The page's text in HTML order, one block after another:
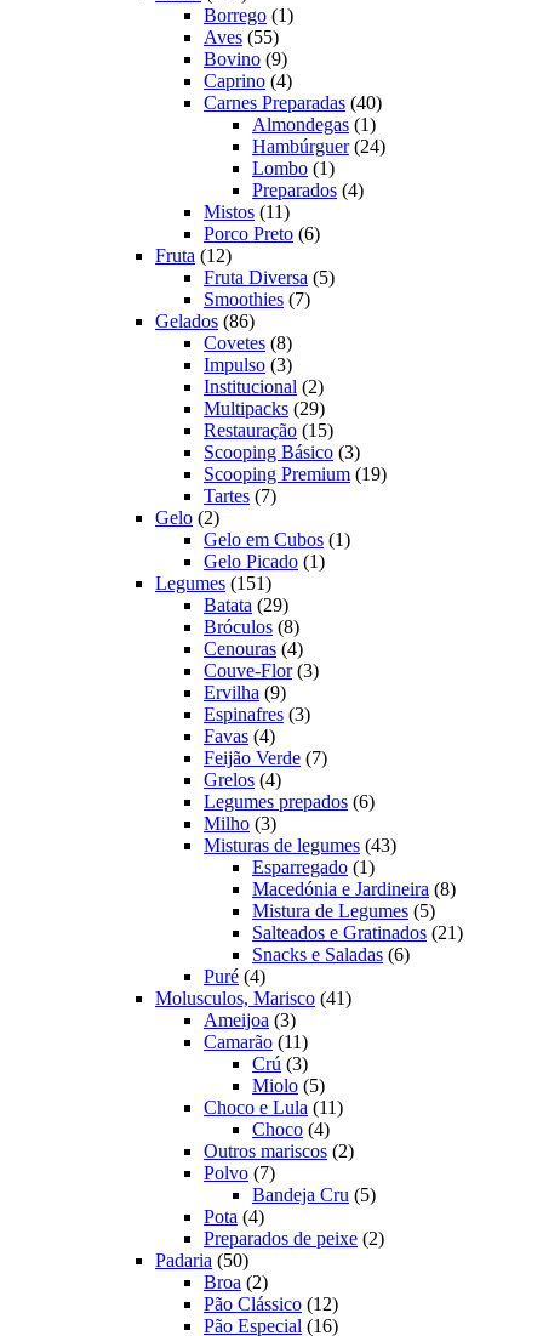
produtos
Borrego 11
Aves 5555
produtos
Bovino 99
produtos
Caprino 44
produtos
Carnes Preparadas 4040
produtos
Almondegas 11
produto
Hambúrguer 2424
Lombo 11
produto
Preparados 44
Mistos 1111
produtos
Porco Preto 66
Fruta 1212
produtos
Fruta Diversa 55
Smoothies 77
Gelados 8686
produtos
Covetes 88
produtos
Impulso 33
produtos
Institucional 22
produtos
Multipacks 2929
produtos
Restauração 1515
produtos
Scooping Básico 33
produtos
Scooping Premium 1919
Tartes 77
Gelo 22
produtos
Gelo em Cubos 11
Gelo Picado 11
Legumes 151151
produtos
Batata 2929
produtos
Bróculos 88
produtos
Cenouras 44
produtos
Couve-Flor 33
Ervilha 99
produtos
Espinafres 33
Favas 44
produtos
Feijão Verde 77
Grelos 44
produtos
Legumes prepados 66
Milho 33
produtos
Misturas de legumes 4343
Esparregado 11
produto
Macedónia e Jardineira 88
Mistura de Legumes 55
produtos
Salteados e Gratinados 2121
Snacks e Saladas 66
Puré 44
produtos
Molusculos, Marisco 4141
Ameijoa 33
produtos
Camarão 1111
produtos
Crú 33
produtos
Miolo 55
produtos
Choco e Lula 1111
Choco 44
produtos
Outros mariscos 22
Polvo 77
produtos
Bandeja Cru 55
Pota 44
produtos
Preparados de peixe 22
Padaria 5050
produtos
Broa 22
produtos
Pão Clássico 1212
produtos
Pão Especial 1616